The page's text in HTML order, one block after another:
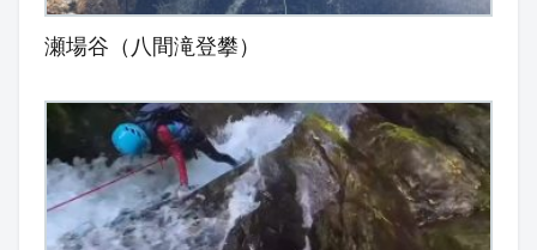
瀬場谷（八間滝登攀）